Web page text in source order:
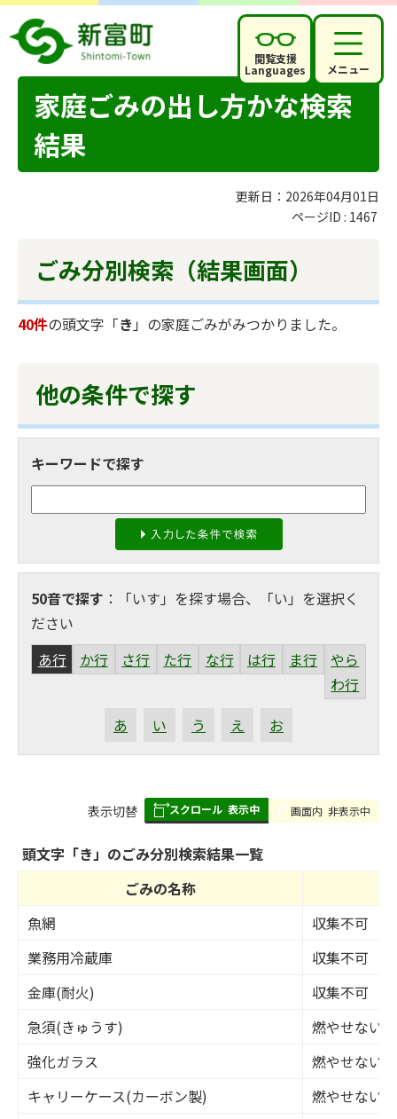
閲覧支援
Languages メニュー
家庭ごみの出し方かな検索
結果
更新日：2026年04月01日
ページID : 1467
ごみ分別検索 （結果画面）
40件の頭文字「き 」の家庭ごみがみつかりました。
他の条件で探す
キーワードで探す
50音で探す ：「いす」を探す場合、「い」を選択く
ださい
あ行
か行 さ行 た行 な行 は行 ま行
やら
わ行
あ
い う え お
表
み
の
表示切替 スクロール 表示中 画面内 非表示中
頭文字「き」のごみ分別検索結果一覧
ごみの名称
魚網
収集不可
業務用冷蔵庫
収集不可
金庫(耐火)
収集不可
急須(きゅうす)
燃やせない
強化ガラス
燃やせない
キャリーケース(カーボン製)
燃やせない